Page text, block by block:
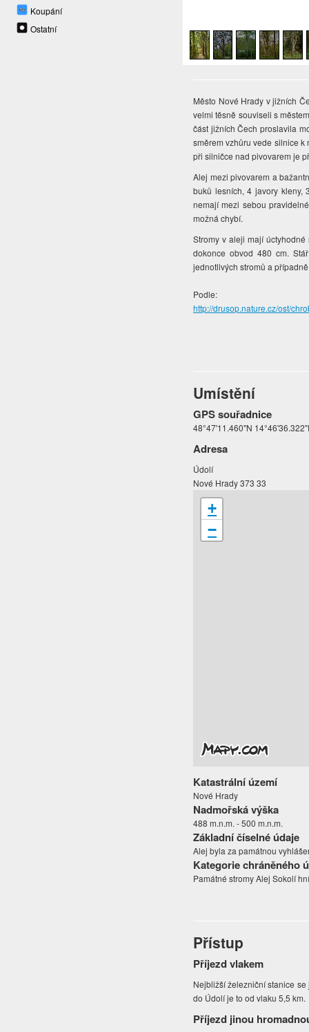
Koupání
Ostatní
Město Nové Hrady v jižních
velmi těsně souviseli s
část jižních Čech proslavila
směrem vzhůru vede silnice k
při silničce nad pivovarem je
Alej mezi pivovarem a
buků lesních, 4 javory kleny,
nemají mezi sebou
možná chybí.
Stromy v aleji mají úctyhodné
dokonce obvod 480 cm.
jednotlivých stromů a
Podle:
http://drusop.nature.cz/ost/
Umístění
GPS souřadnice
48°47'11.460"N
Adresa
Údolí
Nové Hrady 373 33
+
−
Katastrální území
Nové Hrady
Nadmořská výška
488 m.n.m. - 500 m.n.m.
Základní číselné údaje
Alej byla za památnou
Kategorie chráněného
Památné stromy Alej Sokolí
Přístup
Příjezd vlakem
Nejbližší železniční stanice
do Údolí je to od vlaku 5,5 km.
Příjezd jinou